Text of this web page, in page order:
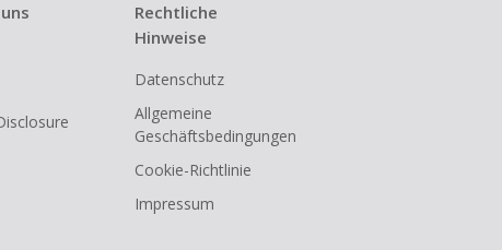
Rechtliche
Hinweise
Datenschutz
Allgemeine
Geschäftsbedingungen
Cookie-Richtlinie
Impressum